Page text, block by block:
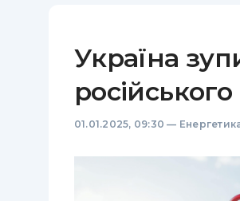
Україна
російського
01.01.2025, 09:30 —